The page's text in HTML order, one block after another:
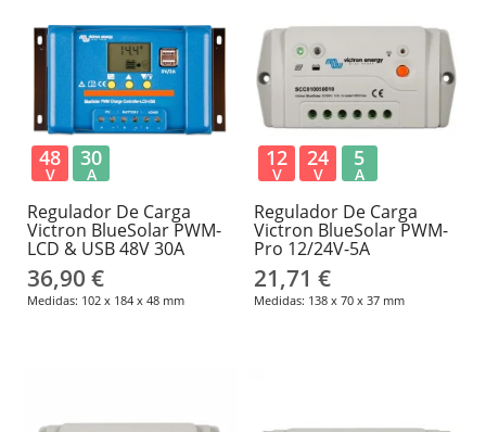
Regulador De Carga
Victron BlueSolar PWM-
LCD & USB 48V 30A
36,90 €
Medidas: 102 x 184 x 48 mm
48
V
30
A
Regulador De Carga
Victron BlueSolar PWM-
Pro 12/24V-5A
21,71 €
Medidas: 138 x 70 x 37 mm
12
V
24
V
5
A